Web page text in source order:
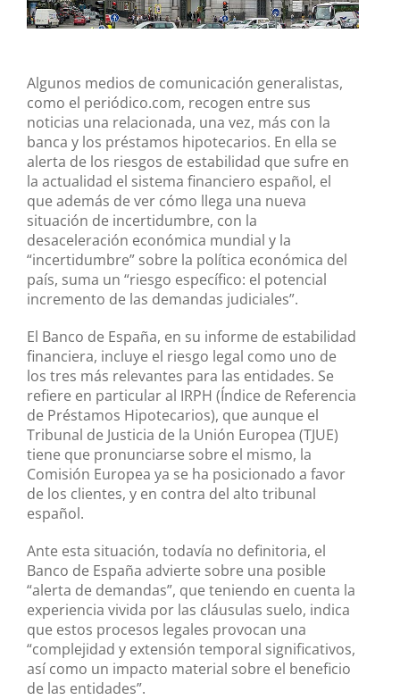
Algunos medios de comunicación generalistas,
como el periódico.com, recogen entre sus
noticias una relacionada, una vez, más con la
banca y los préstamos hipotecarios. En ella se
alerta de los riesgos de estabilidad que sufre en
la actualidad el sistema financiero español, el
que además de ver cómo llega una nueva
situación de incertidumbre, con la
desaceleración económica mundial y la
“incertidumbre” sobre la política económica del
país, suma un “riesgo específico: el potencial
incremento de las demandas judiciales”.
El Banco de España, en su informe de estabilidad
financiera, incluye el riesgo legal como uno de
los tres más relevantes para las entidades. Se
refiere en particular al IRPH (Índice de Referencia
de Préstamos Hipotecarios), que aunque el
Tribunal de Justicia de la Unión Europea (TJUE)
tiene que pronunciarse sobre el mismo, la
Comisión Europea ya se ha posicionado a favor
de los clientes, y en contra del alto tribunal
español.
Ante esta situación, todavía no definitoria, el
Banco de España advierte sobre una posible
“alerta de demandas”, que teniendo en cuenta la
experiencia vivida por las cláusulas suelo, indica
que estos procesos legales provocan una
“complejidad y extensión temporal significativos,
así como un impacto material sobre el beneficio
de las entidades”.